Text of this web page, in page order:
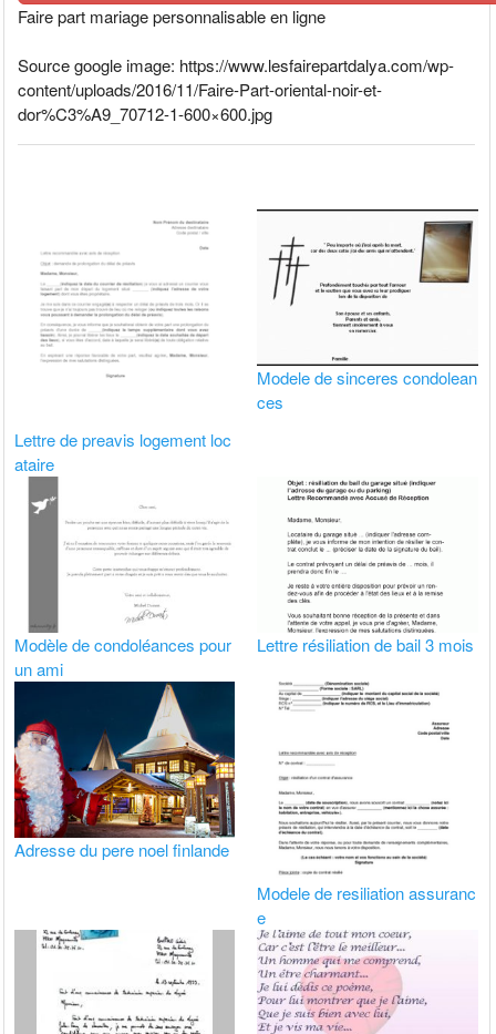
Faire part mariage personnalisable en ligne
Source google image: https://www.lesfairepartdalya.com/wp-
content/uploads/2016/11/Faire-Part-oriental-noir-et-
dor%C3%A9_70712-1-600×600.jpg
Lettre de preavis logement loc
ataire
Modele de sinceres condolean
ces
Modèle de condoléances pour
un ami
Lettre résiliation de bail 3 mois
Adresse du pere noel finlande
Modele de resiliation assuranc
e